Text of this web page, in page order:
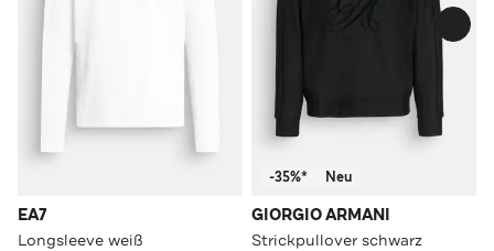
EA7
Longsleeve weiß
-35%* Neu
GIORGIO ARMANI
Strickpullover schwarz